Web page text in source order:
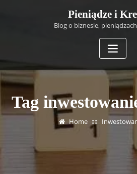
Pieniądze i
Blog o biznesie,
Tag
Home